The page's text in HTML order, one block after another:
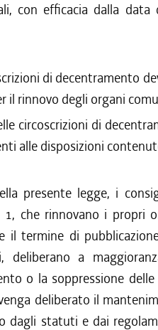
con efficacia dalla data
di decentramento
il rinnovo degli organi
circoscrizioni di
alle disposizioni
presente legge, i
che rinnovano i propri
il termine di
deliberano a
o la soppressione delle
deliberato il
dagli statuti e dai